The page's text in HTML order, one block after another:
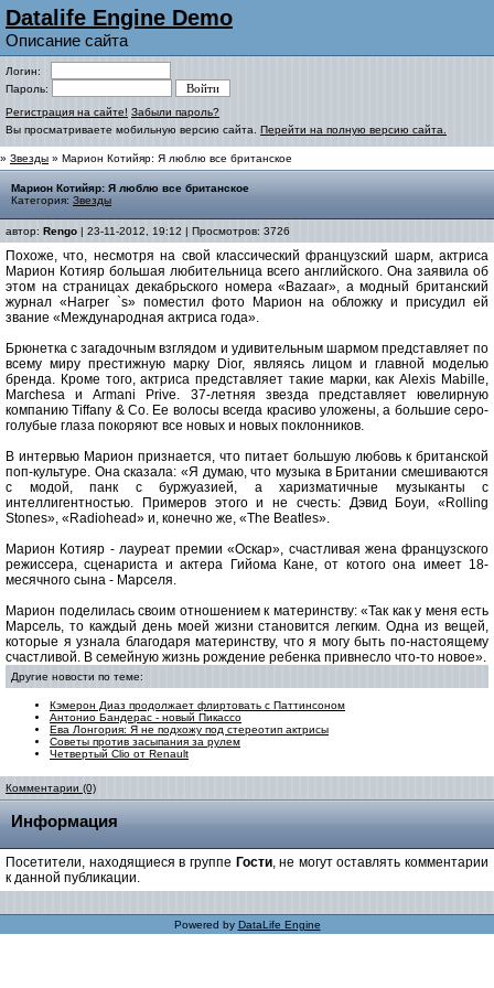
Datalife Engine Demo
Описание сайта
Логин:
Пароль:
Регистрация на сайте! Забыли пароль?
Вы просматриваете мобильную версию сайта. Перейти на полную версию сайта.
» Звезды » Марион Котийяр: Я люблю все британское
Марион Котийяр: Я люблю все британское
Категория: Звезды
автор: Rengo | 23-11-2012, 19:12 | Просмотров: 3726
Похоже, что, несмотря на свой классический французский шарм, актриса
Марион Котияр большая любительница всего английского. Она заявила об
этом на страницах декабрьского номера «Bazaar», а модный британский
журнал «Harper `s» поместил фото Марион на обложку и присудил ей
звание «Международная актриса года».
Брюнетка с загадочным взглядом и удивительным шармом представляет по
всему миру престижную марку Dior, являясь лицом и главной моделью
бренда. Кроме того, актриса представляет такие марки, как Alexis Mabille,
Marchesa и Armani Prive. 37-летняя звезда представляет ювелирную
компанию Tiffany & Co. Ее волосы всегда красиво уложены, а большие серо-
голубые глаза покоряют все новых и новых поклонников.
В интервью Марион признается, что питает большую любовь к британской
поп-культуре. Она сказала: «Я думаю, что музыка в Британии смешиваются
с модой, панк с буржуазией, а харизматичные музыканты с
интеллигентностью. Примеров этого и не счесть: Дэвид Боуи, «Rolling
Stones», «Radiohead» и, конечно же, «The Beatles».
Марион Котияр - лауреат премии «Оскар», счастливая жена французского
режиссера, сценариста и актера Гийома Кане, от котого она имеет 18-
месячного сына - Марселя.
Марион поделилась своим отношением к материнству: «Так как у меня есть
Марсель, то каждый день моей жизни становится легким. Одна из вещей,
которые я узнала благодаря материнству, что я могу быть по-настоящему
счастливой. В семейную жизнь рождение ребенка привнесло что-то новое».
Другие новости по теме:
Кэмерон Диаз продолжает флиртовать с Паттинсоном
Антонио Бандерас - новый Пикассо
Ева Лонгория: Я не подхожу под стереотип актрисы
Советы против засыпания за рулем
Четвертый Clio от Renault
Комментарии (0)
Информация
Посетители, находящиеся в группе Гости, не могут оставлять комментарии
к данной публикации.
Powered by DataLife Engine